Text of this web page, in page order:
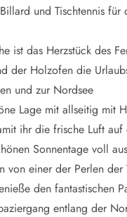
und Tischtennis
ist das Herzstück des
der Holzofen die
und zur Nordsee
Lage mit allseitig mit
ihr die frische Luft
Sonnentage voll
einer der Perlen
den fantastischen
entlang der